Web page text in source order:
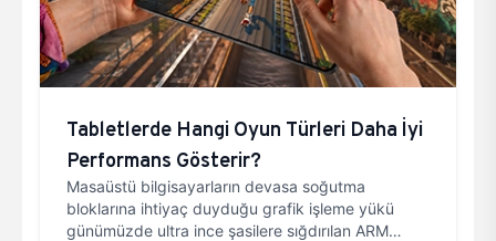
Tabletlerde Hangi Oyun Türleri Daha İyi
Performans Gösterir?
Masaüstü bilgisayarların devasa soğutma
bloklarına ihtiyaç duyduğu grafik işleme yükü
günümüzde ultra ince şasilere sığdırılan ARM